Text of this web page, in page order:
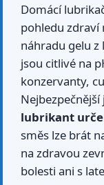
Domácí
pohledu zdraví
náhradu gelu z
jsou citlivé na
konzervanty,
lubrikant
směs lze brát
na zdravou
bolesti ani s